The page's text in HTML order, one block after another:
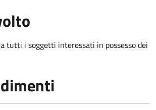
tutti i soggetti interessati in possesso dei